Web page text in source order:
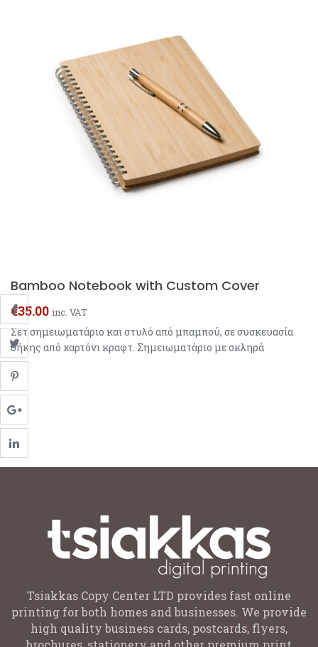
Bamboo Notebook with Custom Cover
€35.00 inc. VAT
Σετ σημειωματάριο και στυλό από μπαμπού, σε συσκευασία
θήκης από χαρτόνι κραφτ. Σημειωματάριο με σκληρά
εξώφυλλα και 80 φύλλα ανακυκλωμένου χαρτιού με γραμμές.
Στυλό με επιχρωμιωμένες λεπτομέρειες και μπλε μελάνι.
Απευθείας εκτύπωση στο εξώφυλλο A5 bamboo notebook
and pen set. Notebook with hard covers and 80 lined
recycled paper sheets. Ball pen with chrome plated […]
Tsiakkas Copy Center LTD provides fast online
printing for both homes and businesses. We provide
high quality business cards, postcards, flyers,